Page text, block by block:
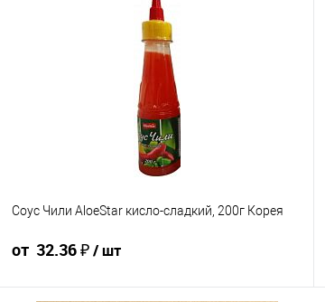
Соус Чили AloeStar кисло-сладкий, 200г Корея
от 32.36 ₽/ шт